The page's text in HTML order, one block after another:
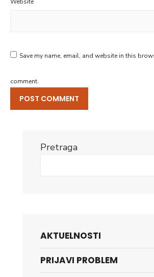
Save my name, email, and website in this
comment.
Pretraga
AKTUELNOSTI
PRIJAVI PROBLEM